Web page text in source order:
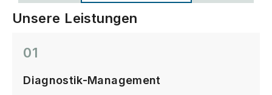
Unsere Leistungen
01
Diagnostik-Management